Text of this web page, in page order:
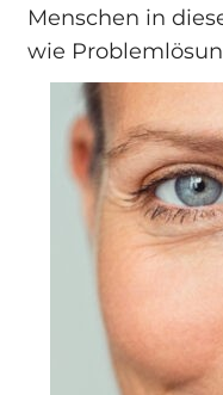
Menschen in
wie